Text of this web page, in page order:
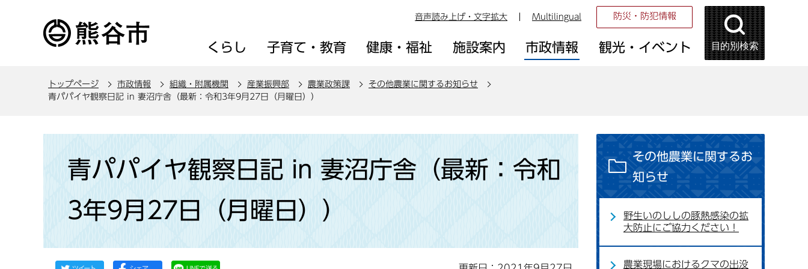
音声読み上げ・文字拡大 Multilingual 防災・防犯情報
くらし 子育て・教育 健康・福祉 施設案内 市政情報 観光・イベント 目的別検索
トップページ 市政情報 組織・附属機関 産業振興部 農業政策課
その他農業に関するお知らせ
青パパイヤ観察日記 in 妻沼庁舎（最新：令和3年9月27日（月曜日））
青パパイヤ観察日記 in 妻沼庁舎（最新：令和
3年9月27日（月曜日））
その他農業に関するお
知らせ
野生いのししの豚熱感染の拡
大防止にご協力ください！
農業現場におけるクマの出没